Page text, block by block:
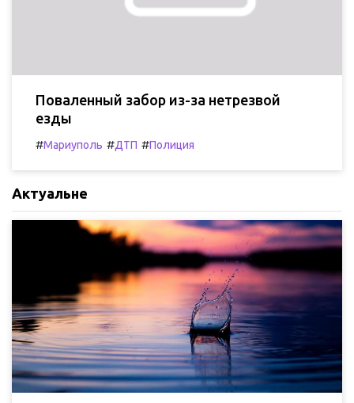
Поваленный забор из-за нетрезвой
езды
#Мариуполь #ДТП #Полиция
Актуальне